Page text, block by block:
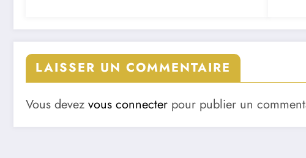
LAISSER UN COMMENTAIRE
Vous devez vous connecter pour publier un